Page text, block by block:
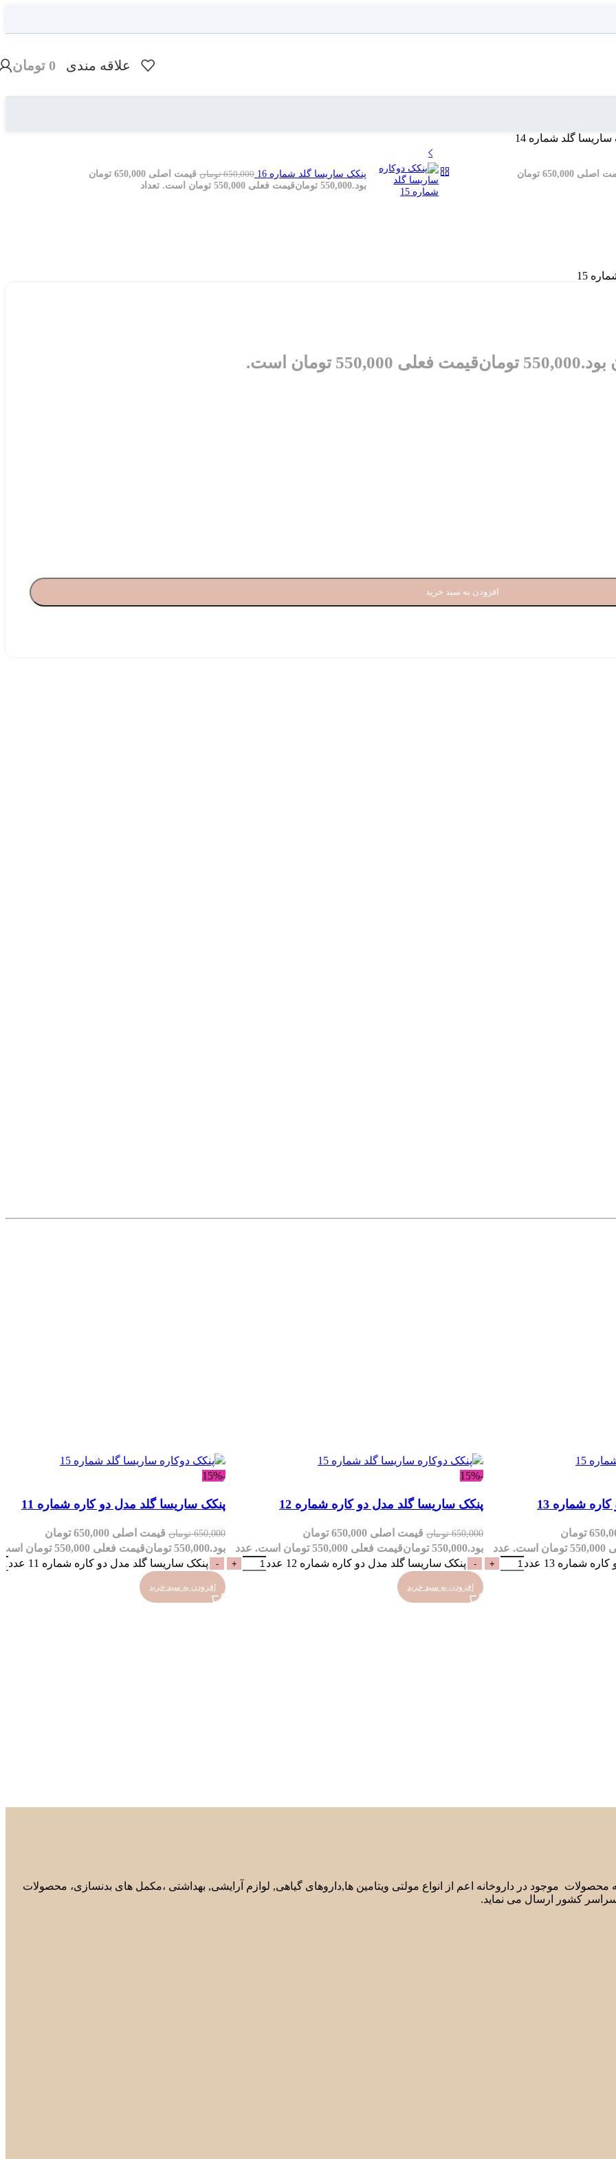
علاقه مندی 0 تومان
گلد شماره 14
قیمت اصلی 650,000 تومان
پنکک ساریسا گلد شماره 16 650,000 تومان
قیمت اصلی 650,000 تومان
بود.550,000 تومانقیمت فعلی 550,000 تومان است. تعداد
550,000 تومانقیمت فعلی 550,000 تومان است.
افزودن به سبد خرید
شماره 13
قیمت اصلی 650,000 تومان
عدد
شماره 13 عدد
-15%
پنکک ساریسا گلد مدل دو کاره شماره 12
650,000 تومان
قیمت اصلی 650,000 تومان
بود.550,000 تومانقیمت فعلی 550,000 تومان است.
عدد
پنکک ساریسا گلد مدل دو کاره شماره 12 عدد
افزودن به سبد خرید
-15%
پنکک ساریسا گلد مدل دو کاره شماره 11
650,000 تومان
قیمت اصلی 650,000 تومان
بود.550,000 تومانقیمت فعلی 550,000 تومان است.
پنکک ساریسا گلد مدل دو کاره شماره 11 عدد
افزودن به سبد خرید
محصولات موجود در داروخانه اعم از انواع مولتی ویتامین ها,داروهای گیاهی, لوازم آرایشی, بهداشتی ،مکمل های بدنسازی، محصولات
کشور ارسال می نماید.